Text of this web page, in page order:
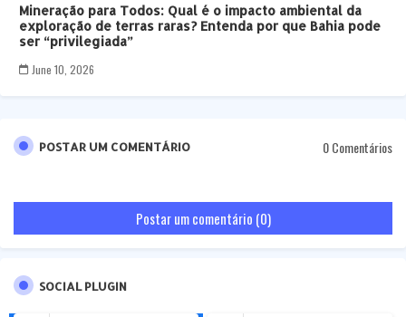
Mineração para Todos: Qual é o impacto ambiental da
exploração de terras raras? Entenda por que Bahia pode
ser “privilegiada”
June 10, 2026
POSTAR UM COMENTÁRIO 0 Comentários
Postar um comentário (0)
SOCIAL PLUGIN